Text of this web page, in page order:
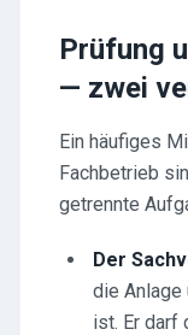
Prüfung
— zwei
Ein häufiges
Fachbetrieb
getrennte
Der
die Anlage
ist. Er darf